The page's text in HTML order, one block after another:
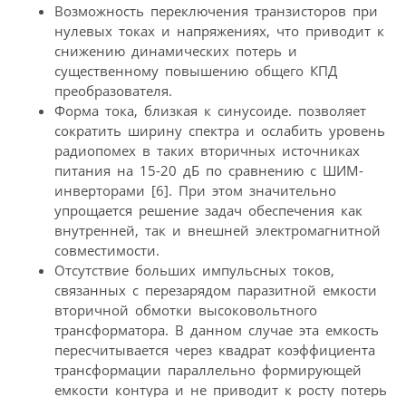
Возможность переключения транзисторов при
нулевых токах и напряжениях, что приводит к
снижению динамических потерь и
существенному повышению общего КПД
преобразователя.
Форма тока, близкая к синусоиде. позволяет
сократить ширину спектра и ослабить уровень
радиопомех в таких вторичных источниках
питания на 15-20 дБ по сравнению с ШИМ-
инверторами [6]. При этом значительно
упрощается решение задач обеспечения как
внутренней, так и внешней электромагнитной
совместимости.
Отсутствие больших импульсных токов,
связанных с перезарядом паразитной емкости
вторичной обмотки высоковольтного
трансформатора. В данном случае эта емкость
пересчитывается через квадрат коэффициента
трансформации параллельно формирующей
емкости контура и не приводит к росту потерь